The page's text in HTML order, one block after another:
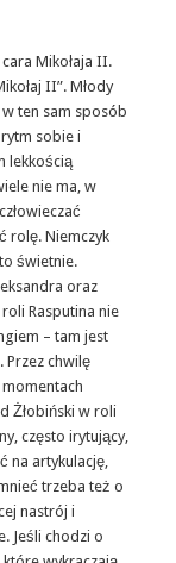
Mikołaja II.
II”. Młody
ten sam sposób
sobie i
lekkością
nie ma, w
rolę. Niemczyk
świetnie.
oraz
Rasputina nie
– tam jest
Przez chwilę
momentach
Żłobiński w roli
często irytujący,
na artykulację,
trzeba też o
nastrój i
Jeśli chodzi o